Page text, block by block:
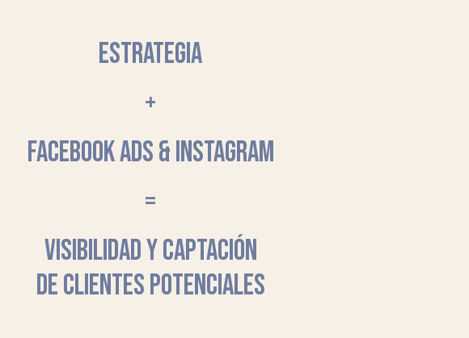
ESTRATEGIA
+
FACEBOOK ADS & INSTAGRAM
=
VISIBILIDAD Y CAPTACIÓN
DE CLIENTES POTENCIALES